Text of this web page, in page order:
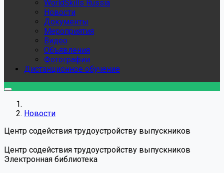
WorldSkills Russia
Новости
Документы
Мероприятия
Видео
Объявления
Фотографии
Дистанционное обучение
Новости
Центр содействия трудоустройству выпускников
Центр содействия трудоустройству выпускников
Электронная библиотека